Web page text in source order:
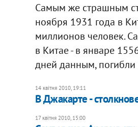
Самым же страшным
ноября 1931 года в
миллионов человек.
в Китае - в январе
дней данным,
14 квітня 2010, 19:11
В Джакарте -
17 квітня 2010, 15:00